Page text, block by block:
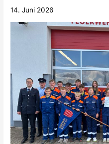
14. Juni 2026